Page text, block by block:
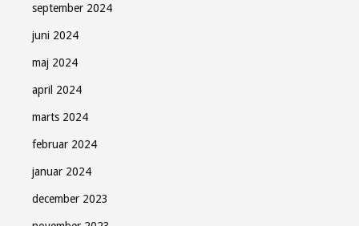
september 2024
juni 2024
maj 2024
april 2024
marts 2024
februar 2024
januar 2024
december 2023